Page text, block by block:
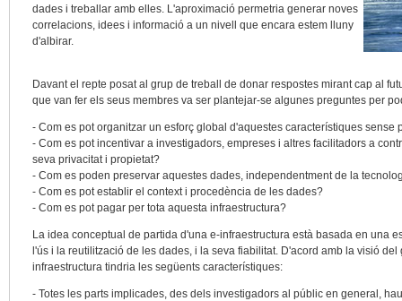
dades i treballar amb elles. L'aproximació permetria generar noves
correlacions, idees i informació a un nivell que encara estem lluny
d'albirar.
Davant el repte posat al grup de treball de donar respostes mirant cap al
que van fer els seus membres va ser plantejar-se algunes preguntes per
- Com es pot organitzar un esforç global d'aquestes característiques sense
- Com es pot incentivar a investigadors, empreses i altres facilitadors a
seva privacitat i propietat?
- Com es poden preservar aquestes dades, independentment de la
- Com es pot establir el context i procedència de les dades?
- Com es pot pagar per tota aquesta infraestructura?
La idea conceptual de partida d'una e-infraestructura està basada en una
l'ús i la reutilització de les dades, i la seva fiabilitat. D'acord amb la visió
infraestructura tindria les següents característiques:
- Totes les parts implicades, des dels investigadors al públic en general,